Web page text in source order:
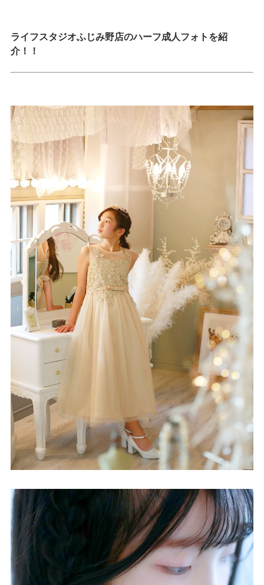
ライフスタジオふじみ野店のハーフ成人フォトを紹
介！！